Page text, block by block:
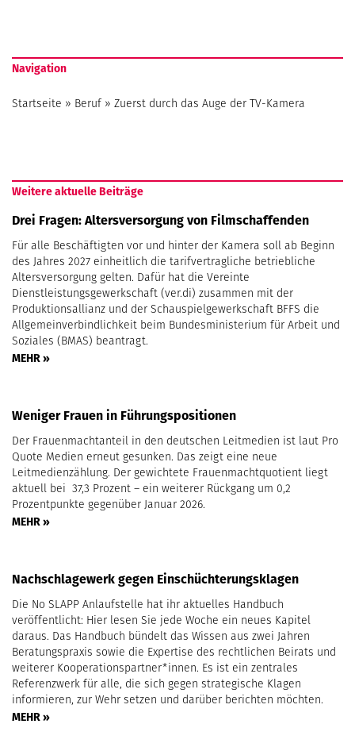
Navigation
Startseite » Beruf» Zuerst durch das Auge der TV-Kamera
Weitere aktuelle Beiträge
Drei Fragen: Altersversorgung von Filmschaffenden
Für alle Beschäftigten vor und hinter der Kamera soll ab Beginn
des Jahres 2027 einheitlich die tarifvertragliche betriebliche
Altersversorgung gelten. Dafür hat die Vereinte
Dienstleistungsgewerkschaft (ver.di) zusammen mit der
Produktionsallianz und der Schauspielgewerkschaft BFFS die
Allgemeinverbindlichkeit beim Bundesministerium für Arbeit und
Soziales (BMAS) beantragt.
MEHR »
Weniger Frauen in Führungspositionen
Der Frauenmachtanteil in den deutschen Leitmedien ist laut Pro
Quote Medien erneut gesunken. Das zeigt eine neue
Leitmedienzählung. Der gewichtete Frauenmachtquotient liegt
aktuell bei 37,3 Prozent – ein weiterer Rückgang um 0,2
Prozentpunkte gegenüber Januar 2026.
MEHR »
Nachschlagewerk gegen Einschüchterungsklagen
Die No SLAPP Anlaufstelle hat ihr aktuelles Handbuch
veröffentlicht: Hier lesen Sie jede Woche ein neues Kapitel
daraus. Das Handbuch bündelt das Wissen aus zwei Jahren
Beratungspraxis sowie die Expertise des rechtlichen Beirats und
weiterer Kooperationspartner*innen. Es ist ein zentrales
Referenzwerk für alle, die sich gegen strategische Klagen
informieren, zur Wehr setzen und darüber berichten möchten.
MEHR »